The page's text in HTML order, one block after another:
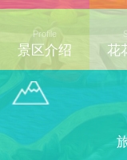
Profile
景区介绍 花